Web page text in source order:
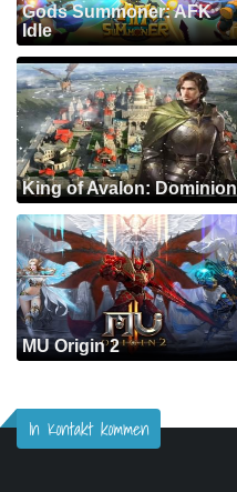
Gods Summoner: AFK
Idle
King of Avalon: Dominion
MU Origin 2
In Kontakt kommen